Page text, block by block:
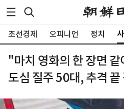
조선경제 오피니언 정치
"마치 영화의 한 장면
도심 질주 50대, 추격 끝